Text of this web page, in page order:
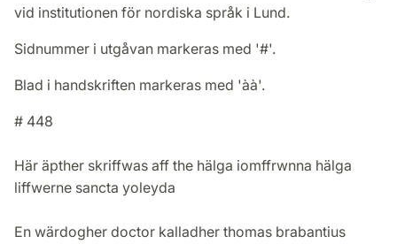
vid institutionen för nordiska språk i Lund.
Sidnummer i utgåvan markeras med '#'.
Blad i handskriften markeras med 'àà'.
# 448
Här äpther skriffwas aff the hälga iomffrwnna hälga
liffwerne sancta yoleyda
En wärdogher doctor kalladher thomas brabantius